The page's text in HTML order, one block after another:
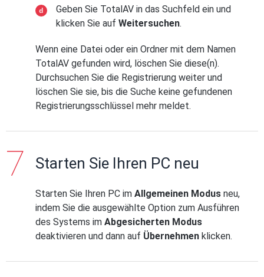
Geben Sie TotalAV in das Suchfeld ein und
klicken Sie auf Weitersuchen.
Wenn eine Datei oder ein Ordner mit dem Namen
TotalAV gefunden wird, löschen Sie diese(n).
Durchsuchen Sie die Registrierung weiter und
löschen Sie sie, bis die Suche keine gefundenen
Registrierungsschlüssel mehr meldet.
Starten Sie Ihren PC neu
Starten Sie Ihren PC im Allgemeinen Modus neu,
indem Sie die ausgewählte Option zum Ausführen
des Systems im Abgesicherten Modus
deaktivieren und dann auf Übernehmen klicken.